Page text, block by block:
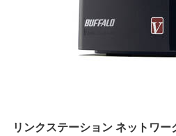
リンクステーション ネットワ